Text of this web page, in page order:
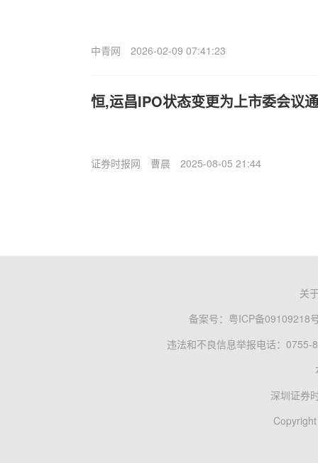
中青网 2026-02-09 07:41:23
恒,运昌IPO状态变更为上市委会议
证券时报网 曹晨 2025-08-05 21:44
关
备案号： 粤ICP备09109218
违法和不良信息举报电话：0755-
深圳证券